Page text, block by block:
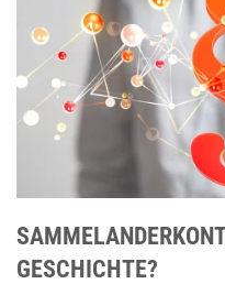
GESCHICHTE?